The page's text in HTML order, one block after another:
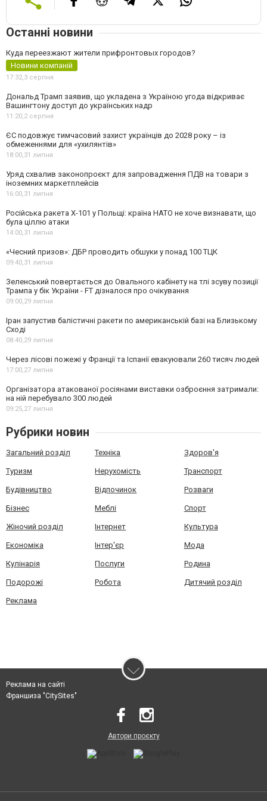
Останні новини
Куда переезжают жители прифронтовых городов?
Новини компаній
17:32,3 серпня
Дональд Трамп заявив, що укладена з Україною угода відкриває
Вашингтону доступ до українських надр
11:20,2 серпня
ЄС подовжує тимчасовий захист українців до 2028 року – із
обмеженнями для «ухилянтів»
18:00,31 липня
Уряд схвалив законопроєкт для запровадження ПДВ на товари з
іноземних маркетплейсів
16:00,31 липня
Російська ракета Х-101 у Польщі: країна НАТО не хоче визнавати, що
була ціллю атаки
14:00,31 липня
«Чесний призов»: ДБР проводить обшуки у понад 100 ТЦК
09:40,31 липня
Зеленський повертається до Овального кабінету на тлі зсуву позиції
Трампа у бік України - FT дізналося про очікування
09:00,29 липня
Іран запустив балістичні ракети по американській базі на Близькому
Сході
08:40,29 липня
Через лісові пожежі у Франції та Іспанії евакуювали 260 тисяч людей
17:00,27 липня
Організатора атакованої росіянами виставки озброєння затримали:
на ній перебувало 300 людей
09:25,27 липня
Рубрики новин
Загальний розділ Техніка Здоров'я
Туризм Нерухомість Транспорт
Будівництво Відпочинок Розваги
Бізнес Меблі Спорт
Жіночий розділ Інтернет Культура
Економіка Інтер'єр Мода
Кулінарія Послуги Родина
Подорожі Робота Дитячий розділ
Реклама
Реклама на сайті
Франшиза "CitySites"
Автори проєкту